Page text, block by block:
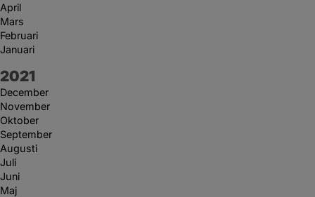
April
Mars
Februari
Januari
År:
2021
December
November
Oktober
September
Augusti
Juli
Juni
Maj